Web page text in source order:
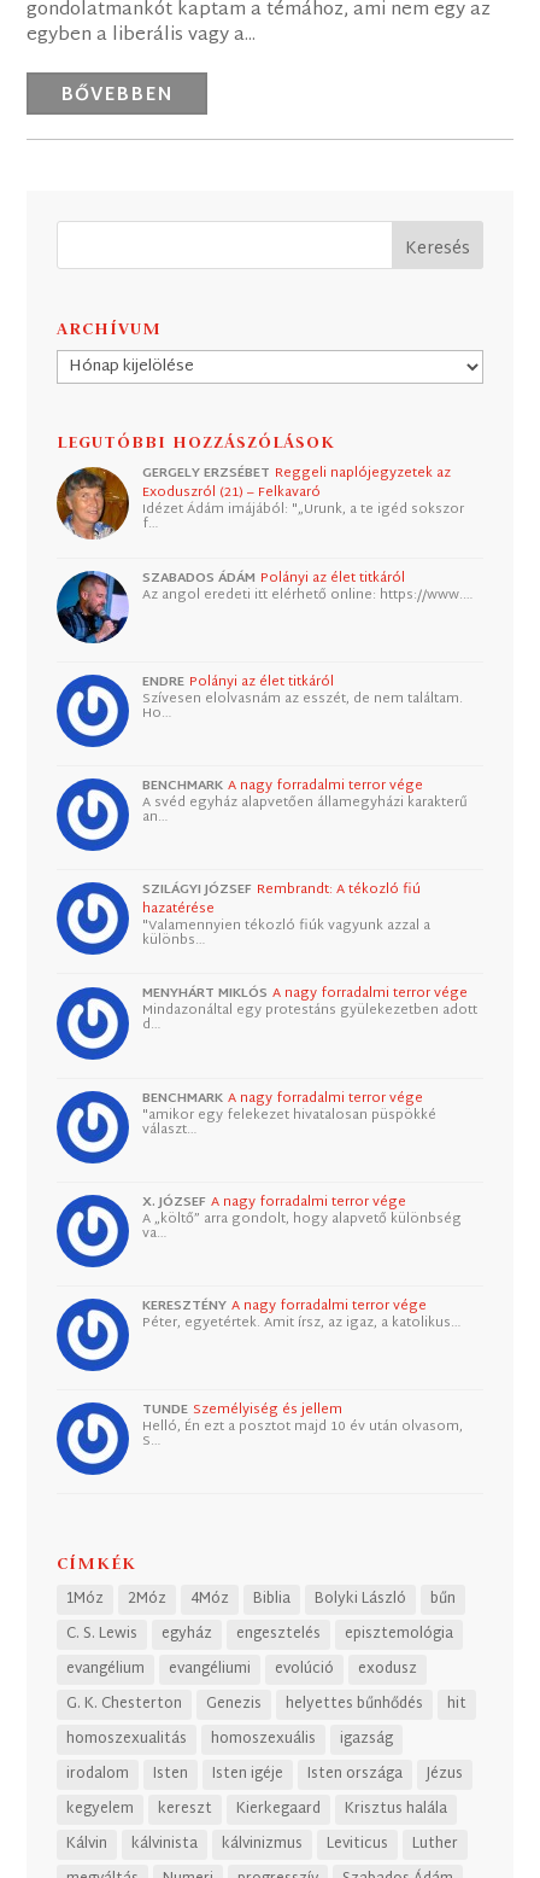
gondolatmankót kaptam a témához, ami nem egy az
egyben a liberális vagy a...
BŐVEBBEN
ARCHÍVUM
Archívum
LEGUTÓBBI HOZZÁSZÓLÁSOK
GERGELY ERZSÉBET Reggeli naplójegyzetek az
Exoduszról (21) – Felkavaró
Idézet Ádám imájából: "„Urunk, a te igéd sokszor
f…
SZABADOS ÁDÁM Polányi az élet titkáról
Az angol eredeti itt elérhető online: https://www.…
ENDRE Polányi az élet titkáról
Szívesen elolvasnám az esszét, de nem találtam.
Ho…
BENCHMARK A nagy forradalmi terror vége
A svéd egyház alapvetően államegyházi karakterű
an…
SZILÁGYI JÓZSEF Rembrandt: A tékozló fiú
hazatérése
"Valamennyien tékozló fiúk vagyunk azzal a
különbs…
MENYHÁRT MIKLÓS A nagy forradalmi terror vége
Mindazonáltal egy protestáns gyülekezetben adott
d…
BENCHMARK A nagy forradalmi terror vége
"amikor egy felekezet hivatalosan püspökké
választ…
X. JÓZSEF A nagy forradalmi terror vége
A „költő” arra gondolt, hogy alapvető különbség
va…
KERESZTÉNY A nagy forradalmi terror vége
Péter, egyetértek. Amit írsz, az igaz, a katolikus…
TUNDE Személyiség és jellem
Helló, Én ezt a posztot majd 10 év után olvasom,
S…
CÍMKÉK
1Móz 2Móz 4Móz Biblia Bolyki László
bűn
C. S. Lewis
egyház engesztelés
episztemológia
evangélium
evangéliumi evolúció
exodusz
G. K. Chesterton
Genezis helyettes bűnhődés
hit
homoszexualitás
homoszexuális
igazság
irodalom
Isten Isten igéje Isten országa
Jézus
kegyelem
kereszt Kierkegaard
Krisztus halála
Kálvin
kálvinista kálvinizmus Leviticus
Luther